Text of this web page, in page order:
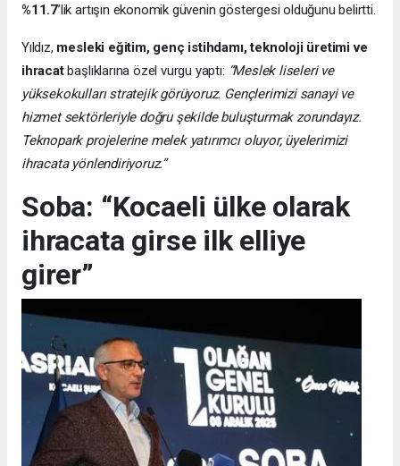
%11.7’lik artışın ekonomik güvenin göstergesi olduğunu belirtti.
Yıldız, mesleki eğitim, genç istihdamı, teknoloji üretimi ve
ihracatbaşlıklarına özel vurgu yaptı: “Meslek liseleri ve
yüksekokulları stratejik görüyoruz. Gençlerimizi sanayi ve
hizmet sektörleriyle doğru şekilde buluşturmak zorundayız.
Teknopark projelerine melek yatırımcı oluyor, üyelerimizi
ihracata yönlendiriyoruz.”
Soba: “Kocaeli ülke olarak
ihracata girse ilk elliye
girer”